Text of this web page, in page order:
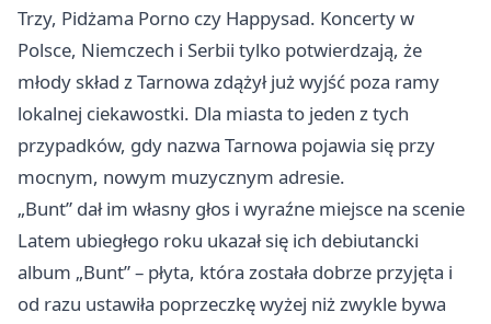
Trzy, Pidżama Porno czy Happysad. Koncerty w
Polsce, Niemczech i Serbii tylko potwierdzają, że
młody skład z Tarnowa zdążył już wyjść poza ramy
lokalnej ciekawostki. Dla miasta to jeden z tych
przypadków, gdy nazwa Tarnowa pojawia się przy
mocnym, nowym muzycznym adresie.
„Bunt” dał im własny głos i wyraźne miejsce na scenie
Latem ubiegłego roku ukazał się ich debiutancki
album „Bunt” – płyta, która została dobrze przyjęta i
od razu ustawiła poprzeczkę wyżej niż zwykle bywa